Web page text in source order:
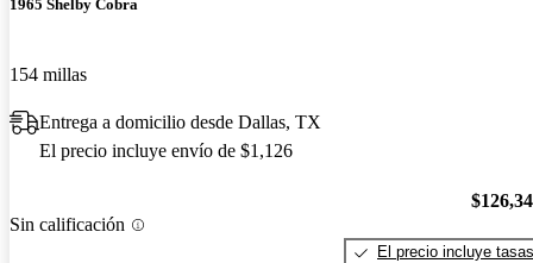
1965 Shelby Cobra
154 millas
Entrega a domicilio desde Dallas, TX
El precio incluye envío de $1,126
Sin calificación
El precio incluye tasas